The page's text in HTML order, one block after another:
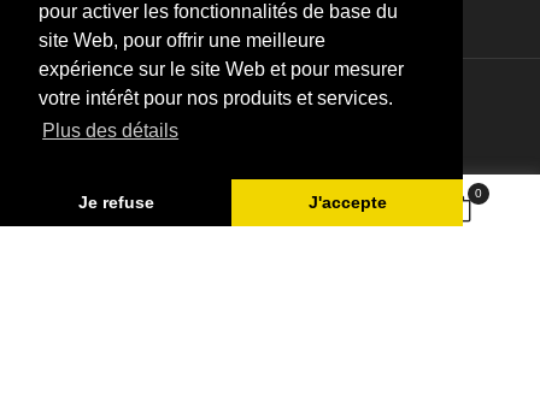
pour activer les fonctionnalités de base du
site Web, pour offrir une meilleure
expérience sur le site Web et pour mesurer
votre intérêt pour nos produits et services.
Plus des détails
Je refuse J'accepte 0
© 2026 - SARL Valandre